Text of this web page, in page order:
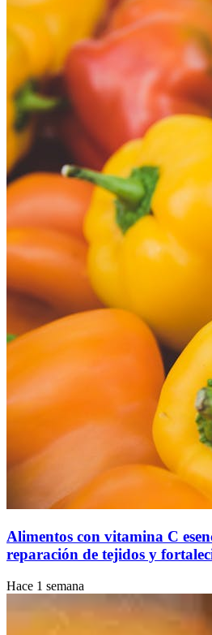
Alimentos con vitamina C
reparación de tejidos y
Hace 1 semana